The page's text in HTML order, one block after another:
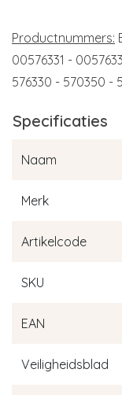
Productnummers:
00576331 -
576330 - 570350 -
Specificaties
Naam
Merk
Artikelcode
SKU
EAN
Veiligheidsblad